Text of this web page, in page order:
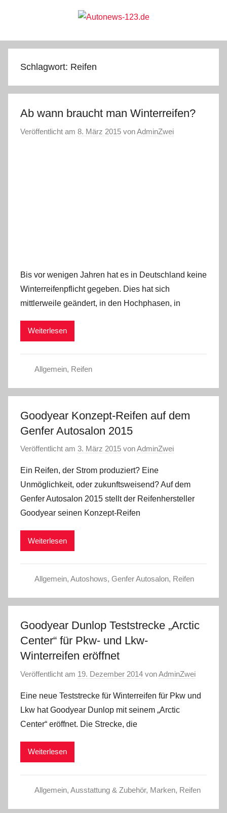
Autonews-
123.de
Schlagwort: Reifen
Ab wann braucht man Winterreifen?
Veröffentlicht am 8. März 2015 vonAdminZwei
Bis vor wenigen Jahren hat es in Deutschland keine
Winterreifenpflicht gegeben. Dies hat sich
mittlerweile geändert, in den Hochphasen, in
Weiterlesen
Allgemein, Reifen
Goodyear Konzept-Reifen auf dem
Genfer Autosalon 2015
Veröffentlicht am 3. März 2015 vonAdminZwei
Ein Reifen, der Strom produziert? Eine
Unmöglichkeit, oder zukunftsweisend? Auf dem
Genfer Autosalon 2015 stellt der Reifenhersteller
Goodyear seinen Konzept-Reifen
Weiterlesen
Allgemein, Autoshows, Genfer Autosalon, Reifen
Goodyear Dunlop Teststrecke „Arctic
Center“ für Pkw- und Lkw-
Winterreifen eröffnet
Veröffentlicht am 19. Dezember 2014 vonAdminZwei
Eine neue Teststrecke für Winterreifen für Pkw und
Lkw hat Goodyear Dunlop mit seinem „Arctic
Center“ eröffnet. Die Strecke, die
Weiterlesen
Allgemein, Ausstattung & Zubehör, Marken, Reifen